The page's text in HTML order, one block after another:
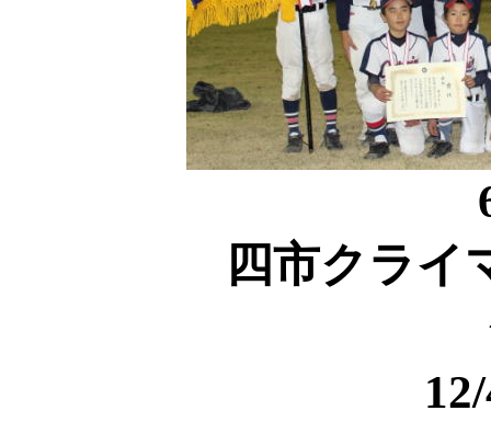
四市クライ